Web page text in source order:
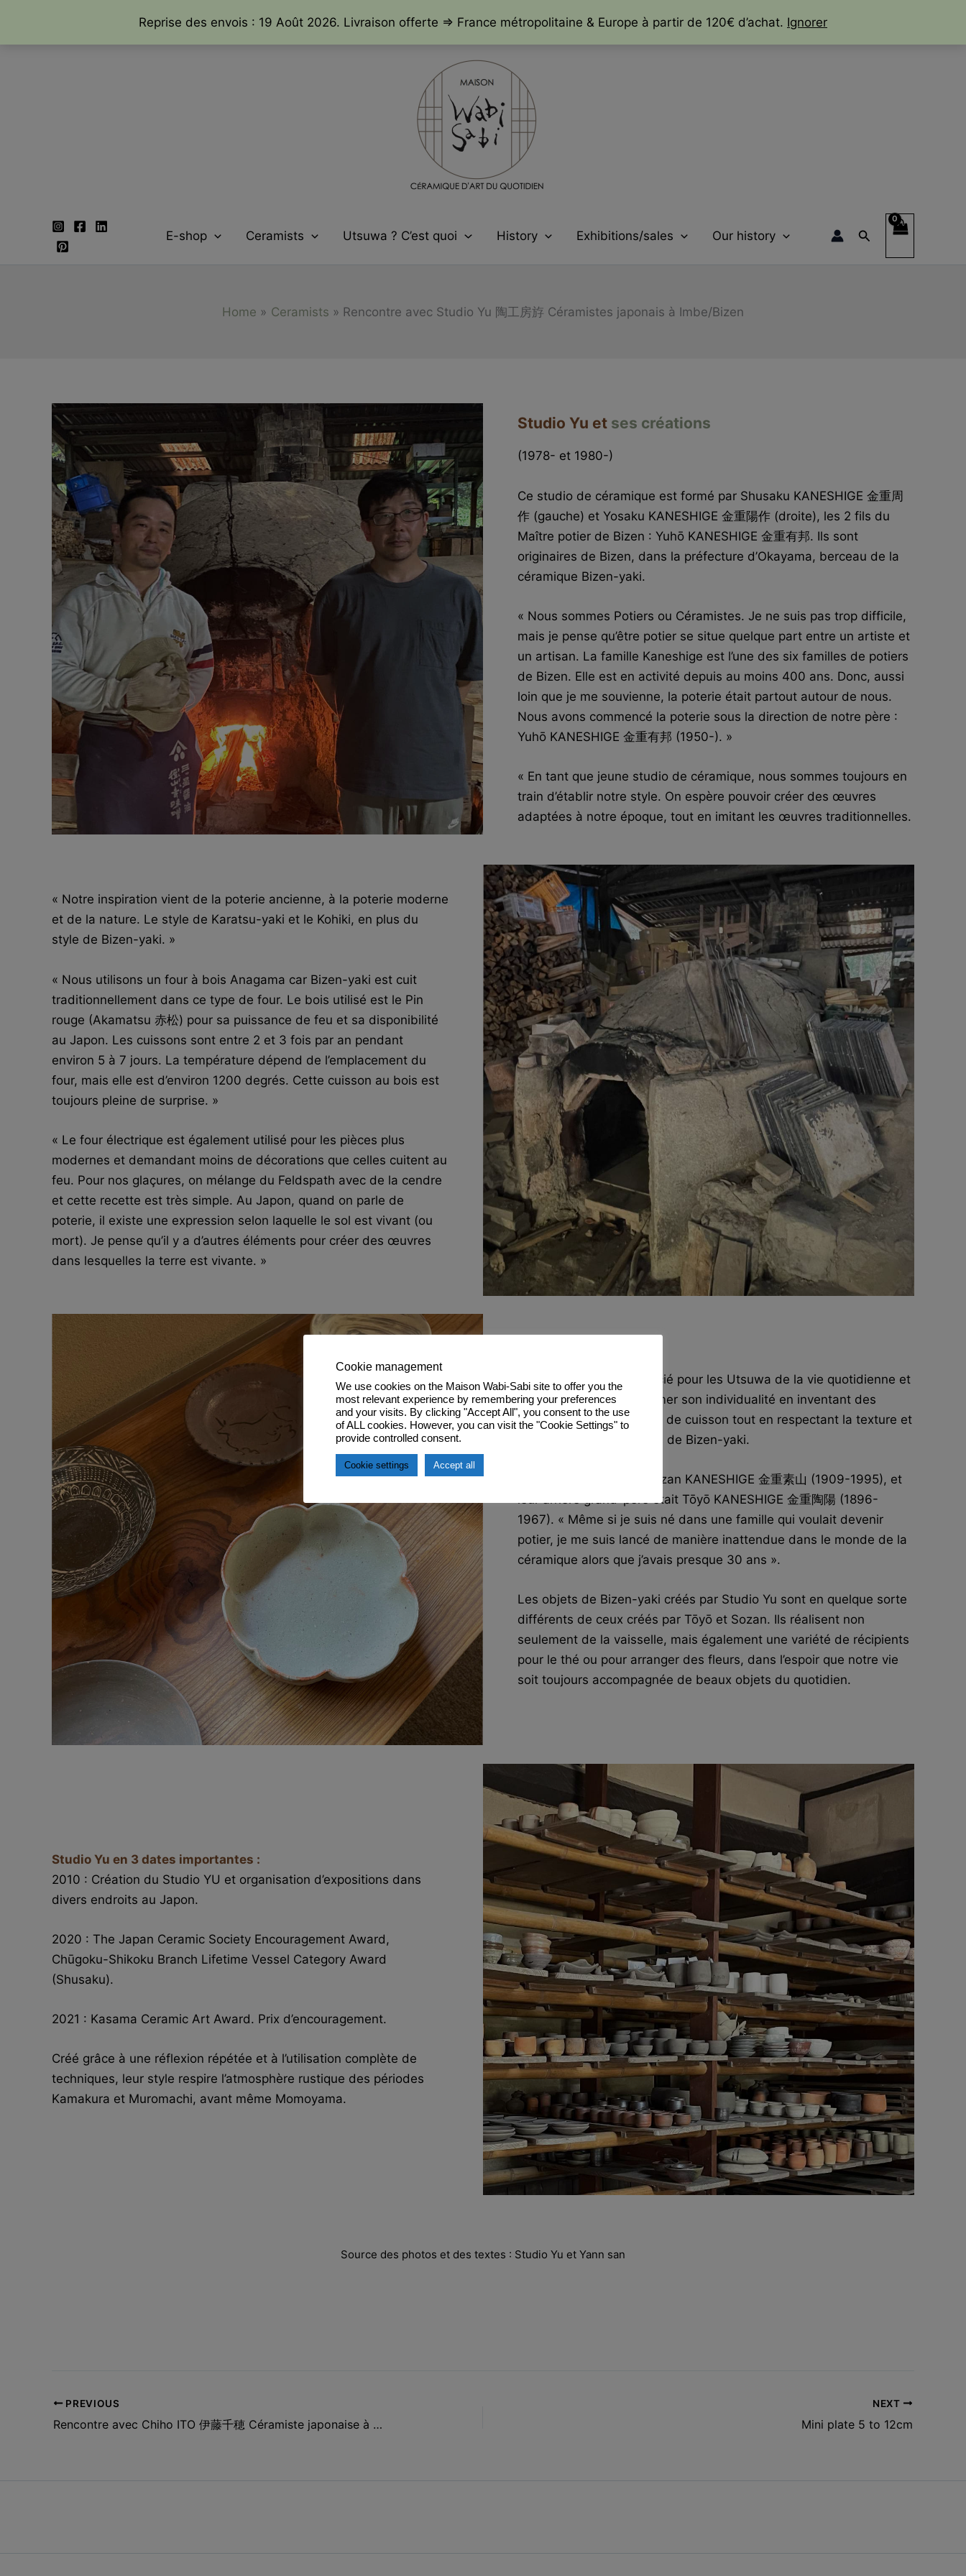
Reprise des envois : 19 Août 2026. Livraison offerte => France métropolitaine & Europe à partir de 120€ d’achat. Ignorer
E-shop Ceramists Utsuwa ? C’est quoi History Exhibitions/sales Our history Rechercher
Home Ceramists Rencontre avec Studio Yu 陶工房斿 Céramistes japonais à Imbe/Bizen
Studio Yu et ses créations
(1978- et 1980-)
Ce studio de céramique est formé par Shusaku KANESHIGE 金重周
作 (gauche) et Yosaku KANESHIGE 金重陽作 (droite), les 2 fils du
Maître potier de Bizen : Yuhō KANESHIGE 金重有邦. Ils sont
originaires de Bizen, dans la préfecture d’Okayama, berceau de la
céramique Bizen-yaki.
« Nous sommes Potiers ou Céramistes. Je ne suis pas trop difficile,
mais je pense qu’être potier se situe quelque part entre un artiste et
un artisan. La famille Kaneshige est l’une des six familles de potiers
de Bizen. Elle est en activité depuis au moins 400 ans. Donc, aussi
loin que je me souvienne, la poterie était partout autour de nous.
Nous avons commencé la poterie sous la direction de notre père :
Yuhō KANESHIGE 金重有邦 (1950-). »
« En tant que jeune studio de céramique, nous sommes toujours en
train d’établir notre style. On espère pouvoir créer des œuvres
adaptées à notre époque, tout en imitant les œuvres traditionnelles.
« Notre inspiration vient de la poterie ancienne, à la poterie moderne
et de la nature. Le style de Karatsu-yaki et le Kohiki, en plus du
style de Bizen-yaki. »
« Nous utilisons un four à bois Anagama car Bizen-yaki est cuit
traditionnellement dans ce type de four. Le bois utilisé est le Pin
rouge (Akamatsu 赤松) pour sa puissance de feu et sa disponibilité
au Japon. Les cuissons sont entre 2 et 3 fois par an pendant
environ 5 à 7 jours. La température dépend de l’emplacement du
four, mais elle est d’environ 1200 degrés. Cette cuisson au bois est
toujours pleine de surprise. »
« Le four électrique est également utilisé pour les pièces plus
modernes et demandant moins de décorations que celles cuitent au
feu. Pour nos glaçures, on mélange du Feldspath avec de la cendre
et cette recette est très simple. Au Japon, quand on parle de
poterie, il existe une expression selon laquelle le sol est vivant (ou
mort). Je pense qu’il y a d’autres éléments pour créer des œuvres
dans lesquelles la terre est vivante. »
Studio Yu est très apprécié pour les Utsuwa de la vie quotidienne et
pour sa capacité à exprimer son individualité en inventant des
méthodes de moulage et de cuisson tout en respectant la texture et
les formes traditionnelles de Bizen-yaki.
Leur grand-père était Sozan KANESHIGE 金重素山 (1909-1995), et
leur arrière grand-père était Tōyō KANESHIGE 金重陶陽 (1896-
1967). « Même si je suis né dans une famille qui voulait devenir
potier, je me suis lancé de manière inattendue dans le monde de la
céramique alors que j’avais presque 30 ans ».
Les objets de Bizen-yaki créés par Studio Yu sont en quelque sorte
différents de ceux créés par Tōyō et Sozan. Ils réalisent non
seulement de la vaisselle, mais également une variété de récipients
pour le thé ou pour arranger des fleurs, dans l’espoir que notre vie
soit toujours accompagnée de beaux objets du quotidien.
Studio Yu en 3 dates importantes :
2010 : Création du Studio YU et organisation d’expositions dans
divers endroits au Japon.
2020 : The Japan Ceramic Society Encouragement Award,
Chūgoku-Shikoku Branch Lifetime Vessel Category Award
(Shusaku).
2021 : Kasama Ceramic Art Award. Prix d’encouragement.
Créé grâce à une réflexion répétée et à l’utilisation complète de
techniques, leur style respire l’atmosphère rustique des périodes
Kamakura et Muromachi, avant même Momoyama.
Source des photos et des textes : Studio Yu et Yann san
PREVIOUS
Rencontre avec Chiho ITO 伊藤千穂 Céramiste japonaise à Nagoya
NEXT
Mini plate 5 to 12cm
Cookie management
We use cookies on the Maison Wabi-Sabi site to offer you the
most relevant experience by remembering your preferences
and your visits. By clicking "Accept All", you consent to the use
of ALL cookies. However, you can visit the "Cookie Settings" to
provide controlled consent.
Cookie settings Accept all